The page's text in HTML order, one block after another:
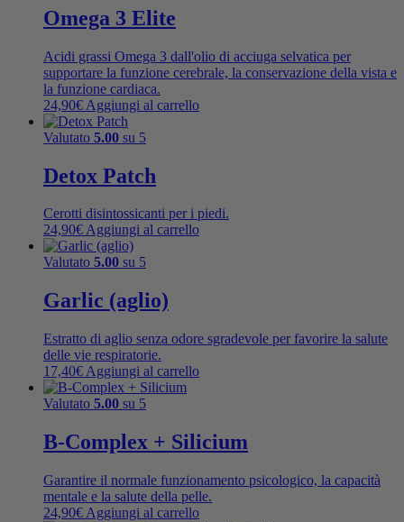
Omega 3 Elite
Acidi grassi Omega 3 dall'olio di acciuga selvatica per
supportare la funzione cerebrale, la conservazione della vista e
la funzione cardiaca.
24,90€ Aggiungi al carrello
Valutato 5.00 su 5
Detox Patch
Cerotti disintossicanti per i piedi.
24,90€Aggiungi al carrello
Valutato 5.00 su 5
Garlic (aglio)
Estratto di aglio senza odore sgradevole per favorire la salute
delle vie respiratorie.
17,40€ Aggiungi al carrello
Valutato 5.00 su 5
B-Complex + Silicium
Garantire il normale funzionamento psicologico, la capacità
mentale e la salute della pelle.
24,90€ Aggiungi al carrello